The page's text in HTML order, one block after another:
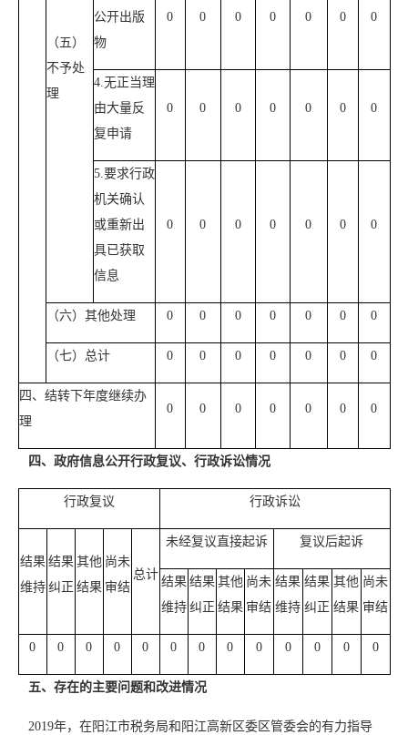
（五）
不予处
理
公开出版
物
0 0 0 0 0 0 0
4.无正当理
由大量反
复申请
0 0 0 0 0 0 0
5.要求行政
机关确认
或重新出
具已获取
信息
0 0 0 0 0 0 0
（六）其他处理 0 0 0 0 0 0 0
（七）总计 0 0 0 0 0 0 0
四、结转下年度继续办
理
0 0 0 0 0 0 0
四、政府信息公开行政复议、行政诉讼情况
行政复议 行政诉讼
结果
维持
结果
纠正
其他
结果
尚未
审结
总计
未经复议直接起诉 复议后起诉
结果
维持
结果
纠正
其他
结果
尚未
审结
结果
维持
结果
纠正
其他
结果
尚未
审结
0 0 0 0 0 0 0 0 0 0 0 0 0
五、存在的主要问题和改进情况
2019年，在阳江市税务局和阳江高新区委区管委会的有力指导